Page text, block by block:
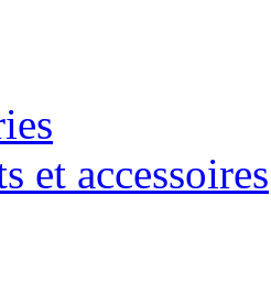
et accessoires